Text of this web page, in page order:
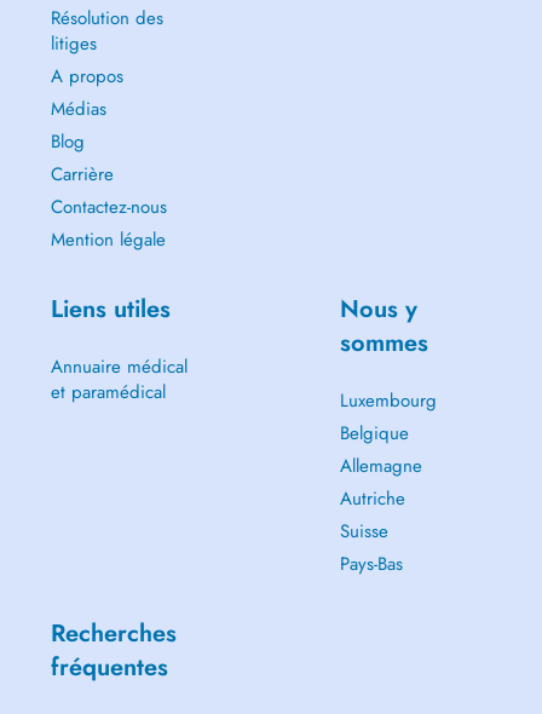
Résolution des
litiges
A propos
Médias
Blog
Carrière
Contactez-nous
Mention légale
Liens utiles
Annuaire médical
et paramédical
Nous y
sommes
Luxembourg
Belgique
Allemagne
Autriche
Suisse
Pays-Bas
Recherches
fréquentes